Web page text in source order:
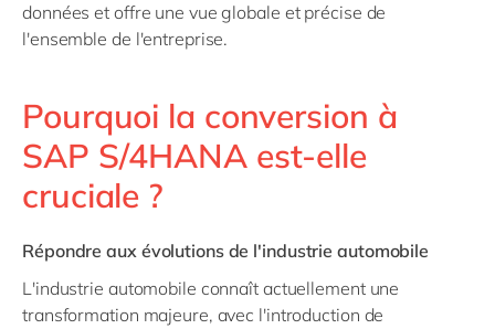
données et offre une vue globale et précise de
l'ensemble de l'entreprise.
Pourquoi la conversion à
SAP S/4HANA est-elle
cruciale ?
Répondre aux évolutions de l'industrie automobile
L'industrie automobile connaît actuellement une
transformation majeure, avec l'introduction de